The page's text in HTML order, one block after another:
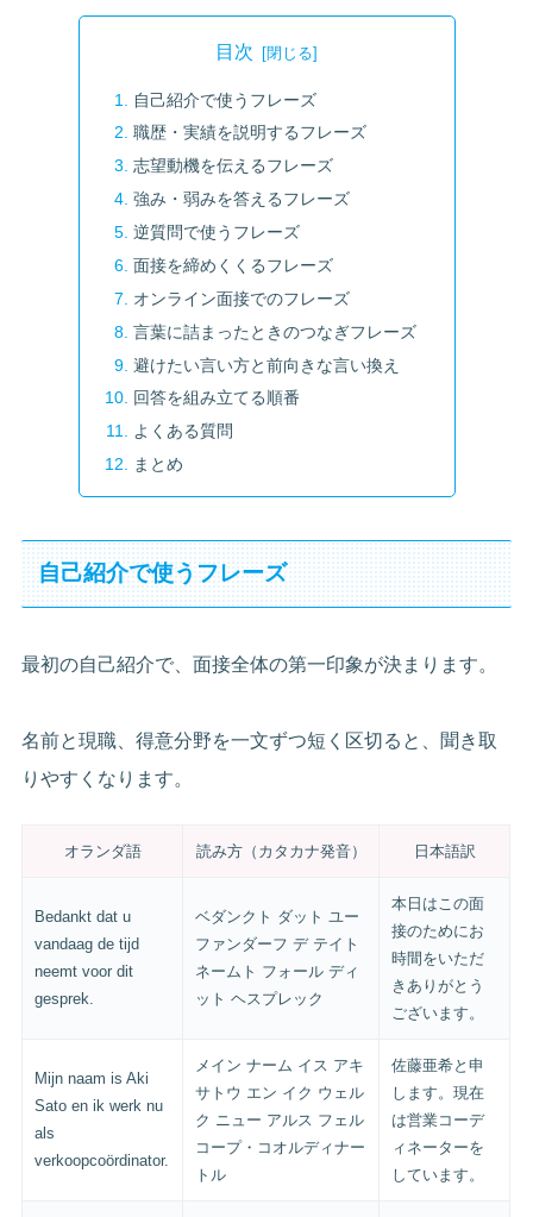
目次
自己紹介で使うフレーズ
職歴・実績を説明するフレーズ
志望動機を伝えるフレーズ
強み・弱みを答えるフレーズ
逆質問で使うフレーズ
面接を締めくくるフレーズ
オンライン面接でのフレーズ
言葉に詰まったときのつなぎフレーズ
避けたい言い方と前向きな言い換え
回答を組み立てる順番
よくある質問
まとめ
自己紹介で使うフレーズ
最初の自己紹介で、面接全体の第一印象が決まります。
名前と現職、得意分野を一文ずつ短く区切ると、聞き取
りやすくなります。
オランダ語 読み方（カタカナ発音） 日本語訳
Bedankt dat u
vandaag de tijd
neemt voor dit
gesprek.
ベダンクト ダット ユー
ファンダーフ デ テイト
ネームト フォール ディ
ット ヘスプレック
本日はこの面
接のためにお
時間をいただ
きありがとう
ございます。
Mijn naam is Aki
Sato en ik werk nu
als
verkoopcoördinator.
メイン ナーム イス アキ
サトウ エン イク ウェル
ク ニュー アルス フェル
コープ・コオルディナー
トル
佐藤亜希と申
します。現在
は営業コーデ
ィネーターを
しています。